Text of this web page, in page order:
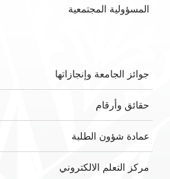
المسؤولية المجتمعية
جوائز الجامعة وإنجازاتها
حقائق وأرقام
عمادة شؤون الطلبة
مركز التعلم الالكتروني